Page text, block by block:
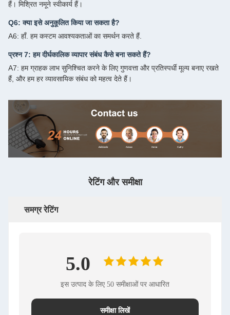
हैं। मिश्रित नमूने स्वीकार्य हैं।
Q6: क्या इसे अनुकूलित किया जा सकता है?
A6: हाँ. हम कस्टम आवश्यकताओं का समर्थन करते हैं.
प्रश्न 7: हम दीर्घकालिक व्यापार संबंध कैसे बना सकते हैं?
A7: हम ग्राहक लाभ सुनिश्चित करने के लिए गुणवत्ता और प्रतिस्पर्धी मूल्य बनाए रखते
हैं, और हम हर व्यावसायिक संबंध को महत्व देते हैं।
रेटिंग और समीक्षा
समग्र रेटिंग
5.0
इस उत्पाद के लिए 50 समीक्षाओं पर आधारित
समीक्षा लिखें